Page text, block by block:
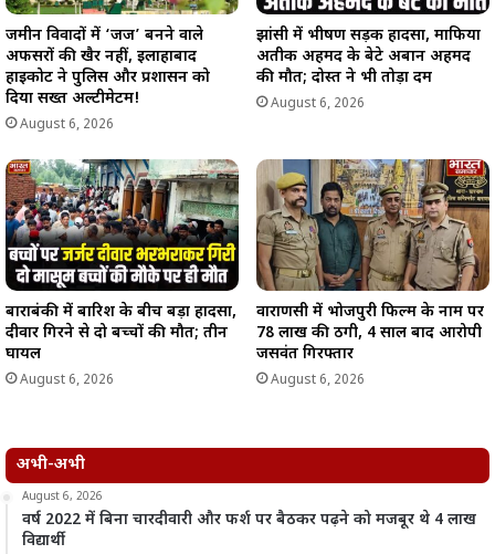
जमीन विवादों में ‘जज’ बनने वाले
अफसरों की खैर नहीं, इलाहाबाद
हाईकोर्ट ने पुलिस और प्रशासन को
दिया सख्त अल्टीमेटम!
August 6, 2026
झांसी में भीषण सड़क हादसा, माफिया
अतीक अहमद के बेटे अबान अहमद
की मौत; दोस्त ने भी तोड़ा दम
August 6, 2026
बाराबंकी में बारिश के बीच बड़ा हादसा,
दीवार गिरने से दो बच्चों की मौत; तीन
घायल
August 6, 2026
वाराणसी में भोजपुरी फिल्म के नाम पर
78 लाख की ठगी, 4 साल बाद आरोपी
जसवंत गिरफ्तार
August 6, 2026
अभी-अभी
August 6, 2026
वर्ष 2022 में बिना चारदीवारी और फर्श पर बैठकर पढ़ने को मजबूर थे 4 लाख
विद्यार्थी